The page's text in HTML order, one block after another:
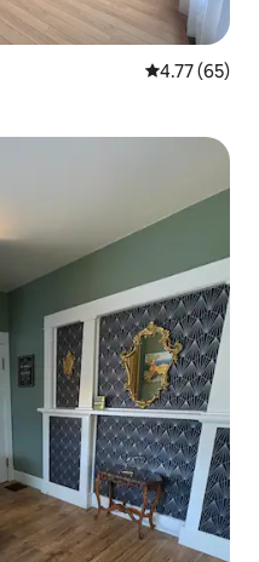
レビュー65
4.77 (65)